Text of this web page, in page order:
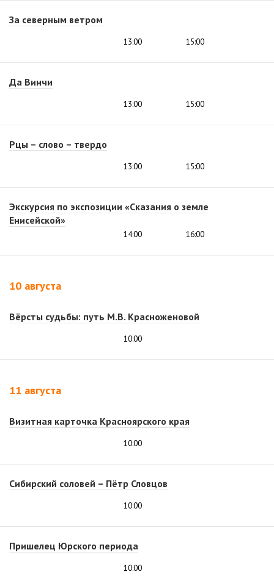
За северным ветром
13:00 15:00
Да Винчи
13:00 15:00
Рцы – слово – твердо
13:00 15:00
Экскурсия по экспозиции «Сказания о земле
Енисейской»
14:00 16:00
10 августа
Вёрсты судьбы: путь М.В. Красноженовой
10:00
11 августа
Визитная карточка Красноярского края
10:00
Сибирский соловей – Пётр Словцов
10:00
Пришелец Юрского периода
10:00